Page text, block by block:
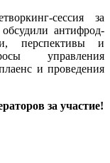
сессия за
антифрод-
перспективы и
управления
и проведения
за участие!